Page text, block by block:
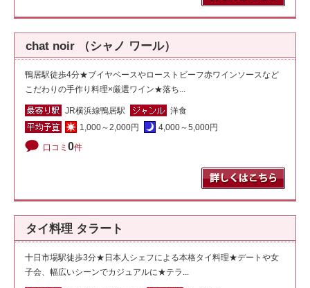
chat noir （シャノ ワール）
鴨居駅徒歩4分★ブイヤベースやローストビーフ赤ワインソースなど
こだわりの手作り料理×厳選ワイン★落ち...
JR横浜線鴨居駅
洋食
1,000～2,000円
4,000～5,000円
口コミ 0件
タイ料理 タラート
十日市場駅徒歩3分★日本人シェフによる本格タイ料理★デートや女
子会、幅広いシーンでカジュアルに★テラ...